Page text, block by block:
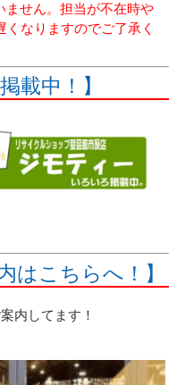
せん。担当が不在時や
なりますのでご了承く
載中！】
はこちらへ！】
内してます！